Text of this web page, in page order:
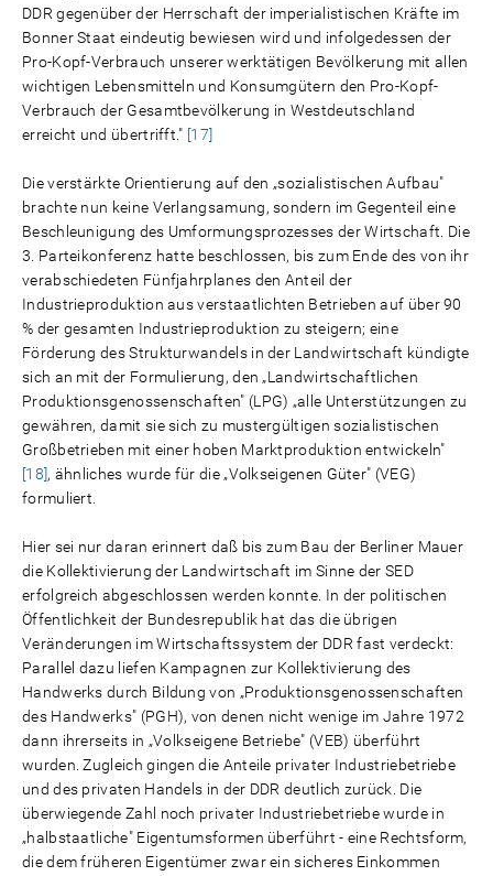
DDR gegenüber der Herrschaft der imperialistischen Kräfte im
Bonner Staat eindeutig bewiesen wird und infolgedessen der
Pro-Kopf-Verbrauch unserer werktätigen Bevölkerung mit allen
wichtigen Lebensmitteln und Konsumgütern den Pro-Kopf-
Verbrauch der Gesamtbevölkerung in Westdeutschland
erreicht und übertrifft." [17]
Die verstärkte Orientierung auf den „sozialistischen Aufbau"
brachte nun keine Verlangsamung, sondern im Gegenteil eine
Beschleunigung des Umformungsprozesses der Wirtschaft. Die
3. Parteikonferenz hatte beschlossen, bis zum Ende des von ihr
verabschiedeten Fünfjahrplanes den Anteil der
Industrieproduktion aus verstaatlichten Betrieben auf über 90
% der gesamten Industrieproduktion zu steigern; eine
Förderung des Strukturwandels in der Landwirtschaft kündigte
sich an mit der Formulierung, den „Landwirtschaftlichen
Produktionsgenossenschaften" (LPG) „alle Unterstützungen zu
gewähren, damit sie sich zu mustergültigen sozialistischen
Großbetrieben mit einer hoben Marktproduktion entwickeln"
[18], ähnliches wurde für die „Volkseigenen Güter" (VEG)
formuliert.
Hier sei nur daran erinnert daß bis zum Bau der Berliner Mauer
die Kollektivierung der Landwirtschaft im Sinne der SED
erfolgreich abgeschlossen werden konnte. In der politischen
Öffentlichkeit der Bundesrepublik hat das die übrigen
Veränderungen im Wirtschaftssystem der DDR fast verdeckt:
Parallel dazu liefen Kampagnen zur Kollektivierung des
Handwerks durch Bildung von „Produktionsgenossenschaften
des Handwerks" (PGH), von denen nicht wenige im Jahre 1972
dann ihrerseits in „Volkseigene Betriebe" (VEB) überführt
wurden. Zugleich gingen die Anteile privater Industriebetriebe
und des privaten Handels in der DDR deutlich zurück. Die
überwiegende Zahl noch privater Industriebetriebe wurde in
„halbstaatliche" Eigentumsformen überführt - eine Rechtsform,
die dem früheren Eigentümer zwar ein sicheres Einkommen